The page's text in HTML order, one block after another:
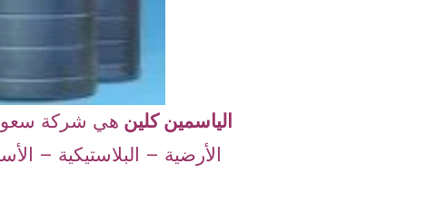
الياسمين كلين هي شركة
الأرضية – البلاستيكية –